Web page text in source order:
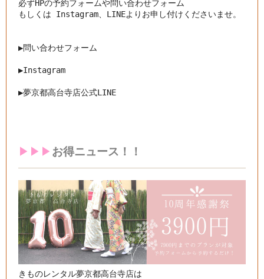
必ずHPの予約フォームや問い合わせフォーム
もしくは Instagram、LINEよりお申し付けくださいませ。
▶︎問い合わせフォーム
▶︎Instagram
▶︎夢京都高台寺店公式LINE
▶︎▶︎▶︎ お得ニュース！！
きものレンタル夢京都高台寺店は